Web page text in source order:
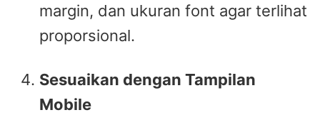
margin, dan ukuran font agar terlihat
proporsional.
Sesuaikan dengan Tampilan
Mobile